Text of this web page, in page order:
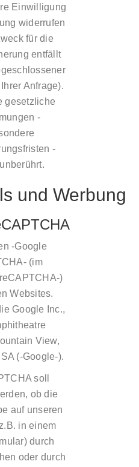
Einwilligung
widerrufen
für die
entfällt
Anfrage).
gesetzliche
-
-
und Werbung
-Google
(im
)
Websites.
Google Inc.,
View,
(-Google-).
soll
ob die
auf unseren
in einem
durch
oder durch